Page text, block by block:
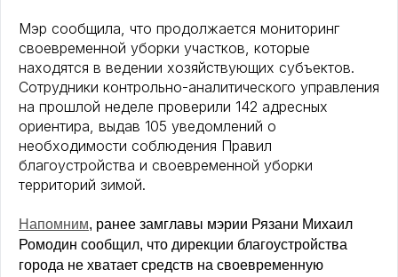
Мэр сообщила, что продолжается мониторинг
своевременной уборки участков, которые
находятся в ведении хозяйствующих субъектов.
Сотрудники контрольно-аналитического управления
на прошлой неделе проверили 142 адресных
ориентира, выдав 105 уведомлений о
необходимости соблюдения Правил
благоустройства и своевременной уборки
территорий зимой.
Напомним, ранее замглавы мэрии Рязани Михаил
Ромодин сообщил, что дирекции благоустройства
города не хватает средств на своевременную